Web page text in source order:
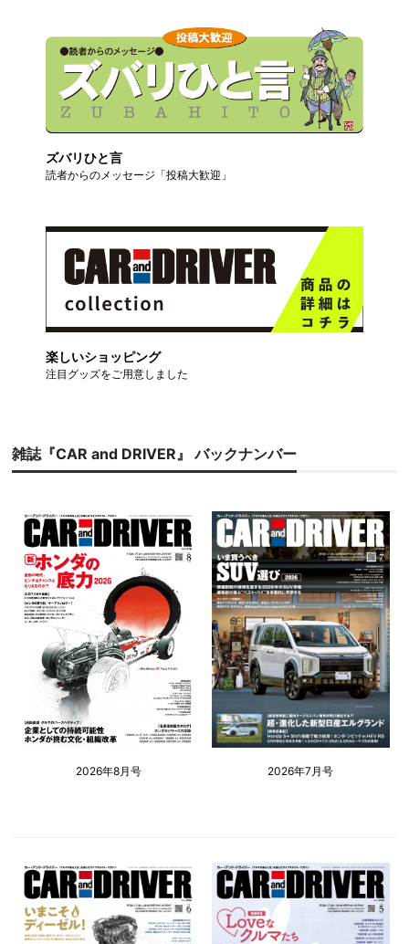
ズバリひと言
読者からのメッセージ「投稿大歓迎」
楽しいショッピング
注目グッズをご用意しました
雑誌『CAR and DRIVER』 バックナンバー
2026年8月号 2026年7月号